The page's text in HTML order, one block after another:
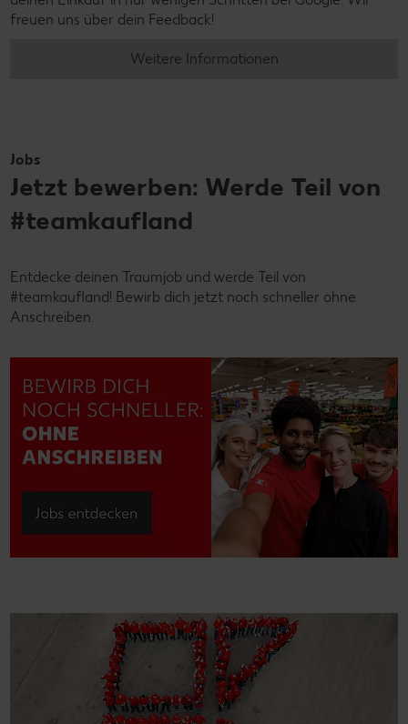
freuen uns über dein Feedback!
Weitere Informationen
Jobs
Jetzt bewerben: Werde Teil von
#teamkaufland
Entdecke deinen Traumjob und werde Teil von
#teamkaufland! Bewirb dich jetzt noch schneller ohne
Anschreiben.